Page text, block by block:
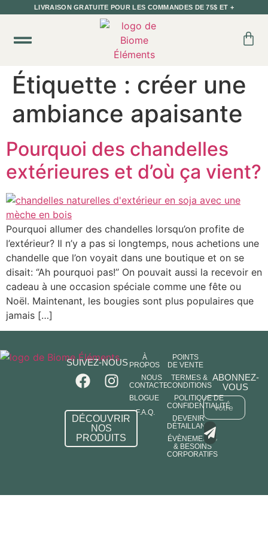
LIVRAISON GRATUITE POUR LES COMMANDES DE 75$ ET +
Étiquette : créer une
ambiance apaisante
Pourquoi des chandelles
extérieures et d’où ça vient?
Pourquoi allumer des chandelles lorsqu’on profite de
l’extérieur? Il n’y a pas si longtemps, nous achetions une
chandelle que l’on voyait dans une boutique et on se
disait: ‘’Ah pourquoi pas!’’ On pouvait aussi la recevoir en
cadeau à une occasion spéciale comme une fête ou
Noël. Maintenant, les bougies sont plus populaires que
jamais […]
SUIVEZ-NOUS
DÉCOUVRIR
NOS
PRODUITS
À
PROPOS
NOUS
CONTACTER
BLOGUE
F.A.Q.
POINTS
DE VENTE
TERMES &
CONDITIONS
POLITIQUE DE
CONFIDENTIALITÉ
DEVENIR
DÉTAILLANT
ÉVÈNEMENTS
& BESOINS
CORPORATIFS
ABONNEZ-
VOUS